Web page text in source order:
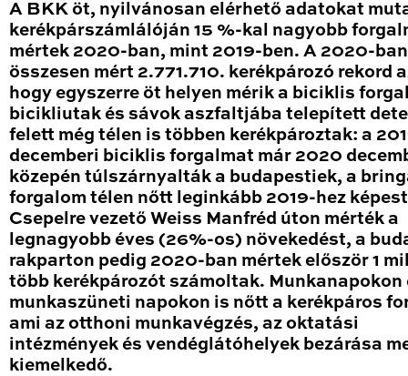
A BKK öt, nyilvánosan elérhető adatokat
kerékpárszámlálóján 15 %-kal nagyobb
mértek 2020-ban, mint 2019-ben. A 2020-ban
összesen mért 2.771.710. kerékpározó rekord
hogy egyszerre öt helyen mérik a biciklis
bicikliutak és sávok aszfaltjába telepített
felett még télen is többen kerékpároztak: a
decemberi biciklis forgalmat már 2020
közepén túlszárnyalták a budapestiek, a
forgalom télen nőtt leginkább 2019-hez
Csepelre vezető Weiss Manfréd úton mérték a
legnagyobb éves (26%-os) növekedést, a
rakparton pedig 2020-ban mértek először 1
több kerékpározót számoltak. Munkanapokon
munkaszüneti napokon is nőtt a kerékpáros
ami az otthoni munkavégzés, az oktatási
intézmények és vendéglátóhelyek bezárása
kiemelkedő.